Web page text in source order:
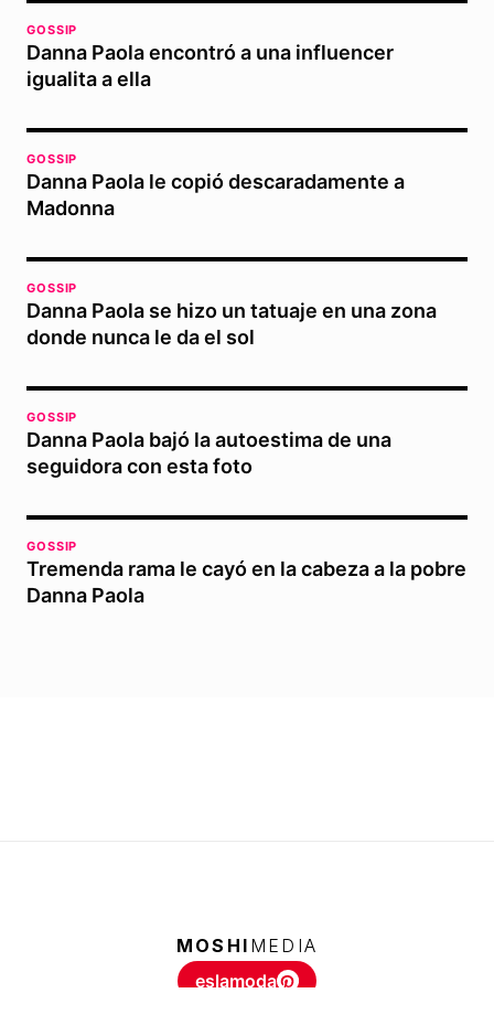
GOSSIP
Danna Paola encontró a una influencer
igualita a ella
GOSSIP
Danna Paola le copió descaradamente a
Madonna
GOSSIP
Danna Paola se hizo un tatuaje en una zona
donde nunca le da el sol
GOSSIP
Danna Paola bajó la autoestima de una
seguidora con esta foto
GOSSIP
Tremenda rama le cayó en la cabeza a la pobre
Danna Paola
MOSHI MEDIA
eslamoda